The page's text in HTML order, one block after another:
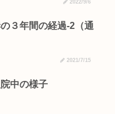
2022/9/6
３年間の経過-2（通
2021/7/15
中の様子